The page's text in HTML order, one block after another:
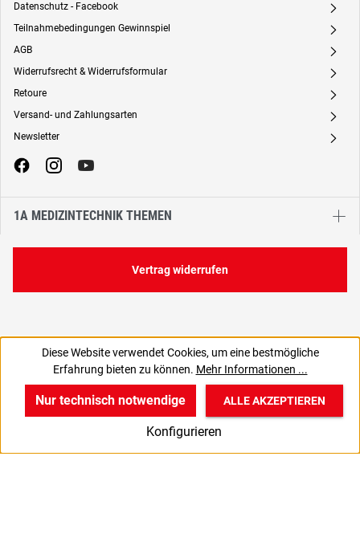
102,80 €
Datenschutz - Facebook A
Teilnahmebedingungen Gewinnspiel A
AGB A
Widerrufsrecht & Widerrufsformular A
Retoure A
Versand- und Zahlungsarten A
Newsletter A
1A MEDIZINTECHNIK THEMEN
Vertrag widerrufen
Diese Website verwendet Cookies, um eine bestmögliche
Erfahrung bieten zu können. Mehr Informationen ...
Nur technisch notwendige
Konfigurieren
ALLE AKZEPTIEREN
v
Produkte
B